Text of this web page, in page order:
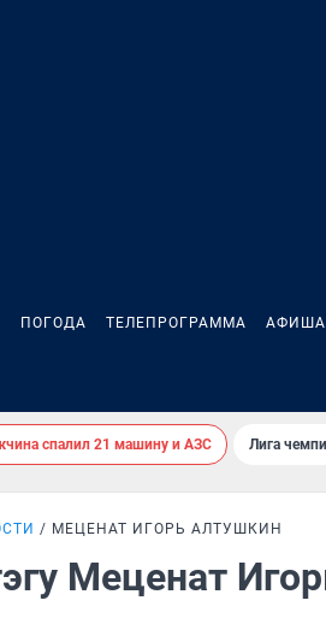
ПОГОДА ТЕЛЕПРОГРАММА АФИША
спалил 21 машину и АЗС Лига
МЕЦЕНАТ ИГОРЬ АЛТУШКИН
Меценат